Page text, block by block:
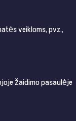
veikloms, pvz.,
žaidimo pasaulėje